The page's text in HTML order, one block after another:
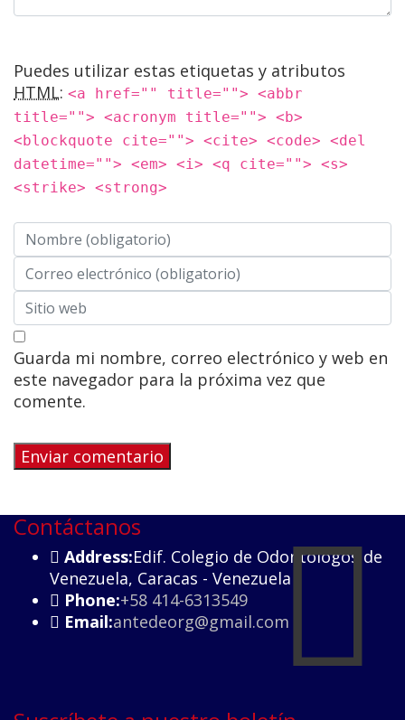
Puedes utilizar estas etiquetas y atributos
HTML: <a href="" title=""> <abbr
title=""> <acronym title=""> <b>
<blockquote cite=""> <cite> <code> <del
datetime=""> <em> <i> <q cite=""> <s>
<strike> <strong>
Guarda mi nombre, correo electrónico y web en
este navegador para la próxima vez que
comente.
Contáctanos
Address:Edif. Colegio de Odontólogos de
Venezuela, Caracas - Venezuela
Phone:+58 414-6313549
Email:antedeorg@gmail.com